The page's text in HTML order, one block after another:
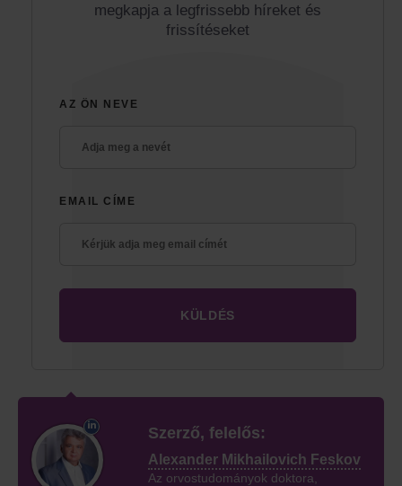
megkapja a legfrissebb híreket és
frissítéseket
AZ ÖN NEVE
EMAIL CÍME
Szerző, felelős:
Alexander Mikhailovich Feskov
Az orvostudományok doktora,